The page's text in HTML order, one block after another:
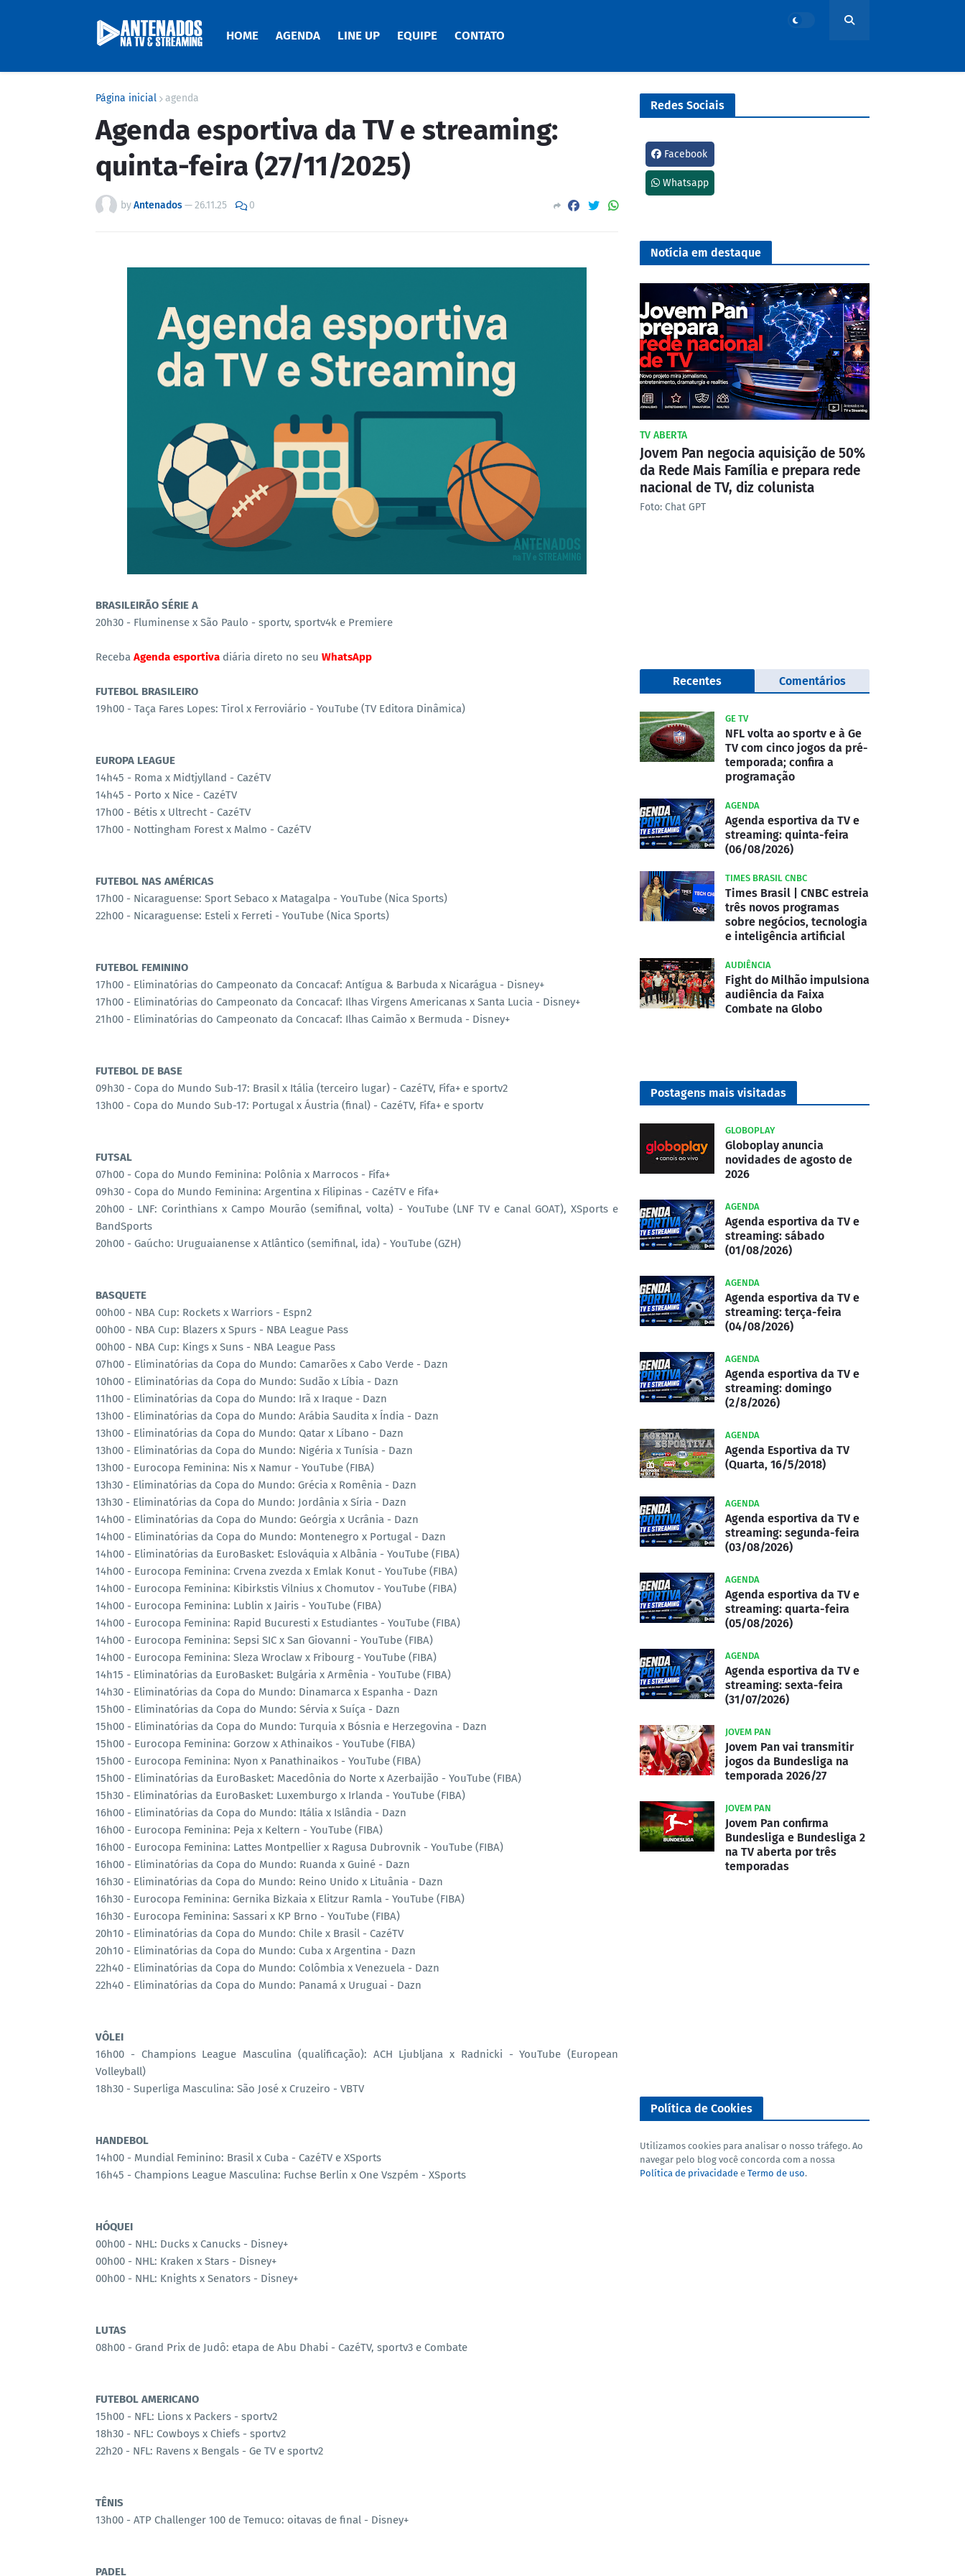
HOME AGENDA LINE UP EQUIPE CONTATO
Página inicial agenda
Agenda esportiva da TV e streaming:
quinta-feira (27/11/2025)
byAntenados—26.11.25 0
BRASILEIRÃO SÉRIE A
20h30 - Fluminense x São Paulo - sportv, sportv4k e Premiere
Receba Agenda esportiva diária direto no seu WhatsApp
FUTEBOL BRASILEIRO
19h00 - Taça Fares Lopes: Tirol x Ferroviário - YouTube (TV Editora Dinâmica)
EUROPA LEAGUE
14h45 - Roma x Midtjylland - CazéTV
14h45 - Porto x Nice - CazéTV
17h00 - Bétis x Ultrecht - CazéTV
17h00 - Nottingham Forest x Malmo - CazéTV
FUTEBOL NAS AMÉRICAS
17h00 - Nicaraguense: Sport Sebaco x Matagalpa - YouTube (Nica Sports)
22h00 - Nicaraguense: Esteli x Ferreti - YouTube (Nica Sports)
FUTEBOL FEMININO
17h00 - Eliminatórias do Campeonato da Concacaf: Antígua & Barbuda x Nicarágua - Disney+
17h00 - Eliminatórias do Campeonato da Concacaf: Ilhas Virgens Americanas x Santa Lucia - Disney+
21h00 - Eliminatórias do Campeonato da Concacaf: Ilhas Caimão x Bermuda - Disney+
FUTEBOL DE BASE
09h30 - Copa do Mundo Sub-17: Brasil x Itália (terceiro lugar) - CazéTV, Fifa+ e sportv2
13h00 - Copa do Mundo Sub-17: Portugal x Áustria (final) - CazéTV, Fifa+ e sportv
FUTSAL
07h00 - Copa do Mundo Feminina: Polônia x Marrocos - Fifa+
09h30 - Copa do Mundo Feminina: Argentina x Filipinas - CazéTV e Fifa+
20h00 - LNF: Corinthians x Campo Mourão (semifinal, volta) - YouTube (LNF TV e Canal GOAT), XSports e
BandSports
20h00 - Gaúcho: Uruguaianense x Atlântico (semifinal, ida) - YouTube (GZH)
BASQUETE
00h00 - NBA Cup: Rockets x Warriors - Espn2
00h00 - NBA Cup: Blazers x Spurs - NBA League Pass
00h00 - NBA Cup: Kings x Suns - NBA League Pass
07h00 - Eliminatórias da Copa do Mundo: Camarões x Cabo Verde - Dazn
10h00 - Eliminatórias da Copa do Mundo: Sudão x Líbia - Dazn
11h00 - Eliminatórias da Copa do Mundo: Irã x Iraque - Dazn
13h00 - Eliminatórias da Copa do Mundo: Arábia Saudita x Índia - Dazn
13h00 - Eliminatórias da Copa do Mundo: Qatar x Líbano - Dazn
13h00 - Eliminatórias da Copa do Mundo: Nigéria x Tunísia - Dazn
13h00 - Eurocopa Feminina: Nis x Namur - YouTube (FIBA)
13h30 - Eliminatórias da Copa do Mundo: Grécia x Romênia - Dazn
13h30 - Eliminatórias da Copa do Mundo: Jordânia x Síria - Dazn
14h00 - Eliminatórias da Copa do Mundo: Geórgia x Ucrânia - Dazn
14h00 - Eliminatórias da Copa do Mundo: Montenegro x Portugal - Dazn
14h00 - Eliminatórias da EuroBasket: Eslováquia x Albânia - YouTube (FIBA)
14h00 - Eurocopa Feminina: Crvena zvezda x Emlak Konut - YouTube (FIBA)
14h00 - Eurocopa Feminina: Kibirkstis Vilnius x Chomutov - YouTube (FIBA)
14h00 - Eurocopa Feminina: Lublin x Jairis - YouTube (FIBA)
14h00 - Eurocopa Feminina: Rapid Bucuresti x Estudiantes - YouTube (FIBA)
14h00 - Eurocopa Feminina: Sepsi SIC x San Giovanni - YouTube (FIBA)
14h00 - Eurocopa Feminina: Sleza Wroclaw x Fribourg - YouTube (FIBA)
14h15 - Eliminatórias da EuroBasket: Bulgária x Armênia - YouTube (FIBA)
14h30 - Eliminatórias da Copa do Mundo: Dinamarca x Espanha - Dazn
15h00 - Eliminatórias da Copa do Mundo: Sérvia x Suíça - Dazn
15h00 - Eliminatórias da Copa do Mundo: Turquia x Bósnia e Herzegovina - Dazn
15h00 - Eurocopa Feminina: Gorzow x Athinaikos - YouTube (FIBA)
15h00 - Eurocopa Feminina: Nyon x Panathinaikos - YouTube (FIBA)
15h00 - Eliminatórias da EuroBasket: Macedônia do Norte x Azerbaijão - YouTube (FIBA)
15h30 - Eliminatórias da EuroBasket: Luxemburgo x Irlanda - YouTube (FIBA)
16h00 - Eliminatórias da Copa do Mundo: Itália x Islândia - Dazn
16h00 - Eurocopa Feminina: Peja x Keltern - YouTube (FIBA)
16h00 - Eurocopa Feminina: Lattes Montpellier x Ragusa Dubrovnik - YouTube (FIBA)
16h00 - Eliminatórias da Copa do Mundo: Ruanda x Guiné - Dazn
16h30 - Eliminatórias da Copa do Mundo: Reino Unido x Lituânia - Dazn
16h30 - Eurocopa Feminina: Gernika Bizkaia x Elitzur Ramla - YouTube (FIBA)
16h30 - Eurocopa Feminina: Sassari x KP Brno - YouTube (FIBA)
20h10 - Eliminatórias da Copa do Mundo: Chile x Brasil - CazéTV
20h10 - Eliminatórias da Copa do Mundo: Cuba x Argentina - Dazn
22h40 - Eliminatórias da Copa do Mundo: Colômbia x Venezuela - Dazn
22h40 - Eliminatórias da Copa do Mundo: Panamá x Uruguai - Dazn
VÔLEI
16h00 - Champions League Masculina (qualificação): ACH Ljubljana x Radnicki - YouTube (European
Volleyball)
18h30 - Superliga Masculina: São José x Cruzeiro - VBTV
HANDEBOL
14h00 - Mundial Feminino: Brasil x Cuba - CazéTV e XSports
16h45 - Champions League Masculina: Fuchse Berlin x One Vszpém - XSports
HÓQUEI
00h00 - NHL: Ducks x Canucks - Disney+
00h00 - NHL: Kraken x Stars - Disney+
00h00 - NHL: Knights x Senators - Disney+
LUTAS
08h00 - Grand Prix de Judô: etapa de Abu Dhabi - CazéTV, sportv3 e Combate
FUTEBOL AMERICANO
15h00 - NFL: Lions x Packers - sportv2
18h30 - NFL: Cowboys x Chiefs - sportv2
22h20 - NFL: Ravens x Bengals - Ge TV e sportv2
TÊNIS
13h00 - ATP Challenger 100 de Temuco: oitavas de final - Disney+
PADEL
Redes Sociais
Facebook
Whatsapp
Notícia em destaque
TV ABERTA
Jovem Pan negocia aquisição de 50%
da Rede Mais Família e prepara rede
nacional de TV, diz colunista
Foto: Chat GPT
Recentes Comentários
GE TV
NFL volta ao sportv e à Ge
TV com cinco jogos da pré-
temporada; confira a
programação
AGENDA
Agenda esportiva da TV e
streaming: quinta-feira
(06/08/2026)
TIMES BRASIL CNBC
Times Brasil | CNBC estreia
três novos programas
sobre negócios, tecnologia
e inteligência artificial
AUDIÊNCIA
Fight do Milhão impulsiona
audiência da Faixa
Combate na Globo
Postagens mais visitadas
GLOBOPLAY
Globoplay anuncia
novidades de agosto de
2026
AGENDA
Agenda esportiva da TV e
streaming: sábado
(01/08/2026)
AGENDA
Agenda esportiva da TV e
streaming: terça-feira
(04/08/2026)
AGENDA
Agenda esportiva da TV e
streaming: domingo
(2/8/2026)
AGENDA
Agenda Esportiva da TV
(Quarta, 16/5/2018)
AGENDA
Agenda esportiva da TV e
streaming: segunda-feira
(03/08/2026)
AGENDA
Agenda esportiva da TV e
streaming: quarta-feira
(05/08/2026)
AGENDA
Agenda esportiva da TV e
streaming: sexta-feira
(31/07/2026)
JOVEM PAN
Jovem Pan vai transmitir
jogos da Bundesliga na
temporada 2026/27
JOVEM PAN
Jovem Pan confirma
Bundesliga e Bundesliga 2
na TV aberta por três
temporadas
Política de Cookies
Utilizamos cookies para analisar o nosso tráfego. Ao
navegar pelo blog você concorda com a nossa
Política de privacidade e Termo de uso.